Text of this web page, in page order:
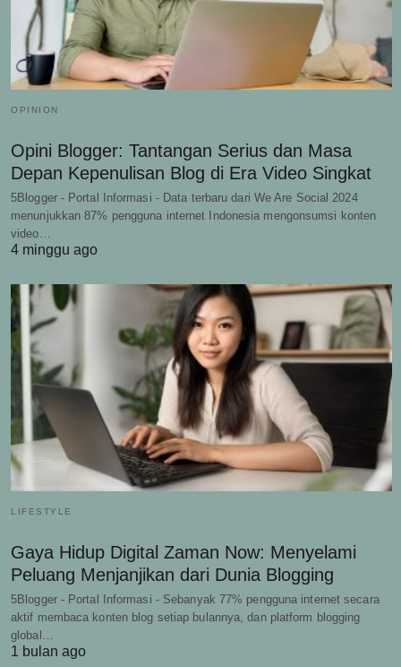
OPINION
Opini Blogger: Tantangan Serius dan Masa
Depan Kepenulisan Blog di Era Video Singkat
5Blogger - Portal Informasi - Data terbaru dari We Are Social 2024
menunjukkan 87% pengguna internet Indonesia mengonsumsi konten
video…
4 minggu ago
LIFESTYLE
Gaya Hidup Digital Zaman Now: Menyelami
Peluang Menjanjikan dari Dunia Blogging
5Blogger - Portal Informasi - Sebanyak 77% pengguna internet secara
aktif membaca konten blog setiap bulannya, dan platform blogging
global…
1 bulan ago